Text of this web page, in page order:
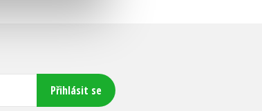
Přihlásit se